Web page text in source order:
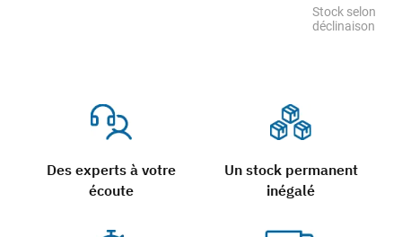
Des experts à votre
écoute
Un stock permanent
inégalé
Stock selon
déclinaison